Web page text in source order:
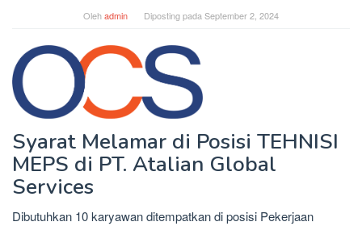
Olehadmin Diposting pada September 2, 2024
Syarat Melamar di Posisi TEHNISI
MEPS di PT. Atalian Global
Services
Dibutuhkan 10 karyawan ditempatkan di posisi Pekerjaan